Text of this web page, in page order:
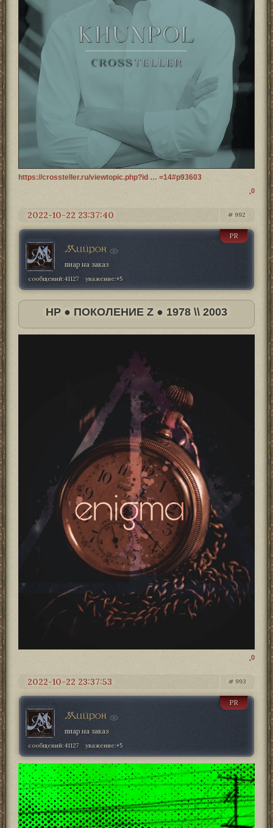
https://crossteller.ru/viewtopic.php?id … =14#p93603
0
992
2022-10-22 23:37:40
Мийрон
PR
пиар на заказ
сообщений:41127 уважение:+5
HP ● ПОКОЛЕНИЕ Z ● 1978 \\ 2003
0
993
2022-10-22 23:37:53
Мийрон
PR
пиар на заказ
сообщений:41127 уважение:+5